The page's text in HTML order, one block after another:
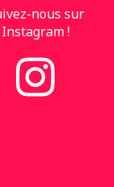
nous sur
Instagram !